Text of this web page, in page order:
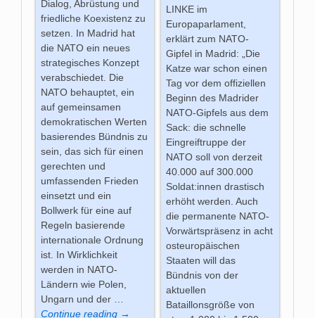
Dialog, Abrüstung und
friedliche Koexistenz zu
setzen. In Madrid hat
die NATO ein neues
strategisches Konzept
verabschiedet. Die
NATO behauptet, ein
auf gemeinsamen
demokratischen Werten
basierendes Bündnis zu
sein, das sich für einen
gerechten und
umfassenden Frieden
einsetzt und ein
Bollwerk für eine auf
Regeln basierende
internationale Ordnung
ist. In Wirklichkeit
werden in NATO-
Ländern wie Polen,
Ungarn und der …
Continue reading →
LINKE im
Europaparlament,
erklärt zum NATO-
Gipfel in Madrid: „Die
Katze war schon einen
Tag vor dem offiziellen
Beginn des Madrider
NATO-Gipfels aus dem
Sack: die schnelle
Eingreiftruppe der
NATO soll von derzeit
40.000 auf 300.000
Soldat:innen drastisch
erhöht werden. Auch
die permanente NATO-
Vorwärtspräsenz in acht
osteuropäischen
Staaten will das
Bündnis von der
aktuellen
Bataillonsgröße von